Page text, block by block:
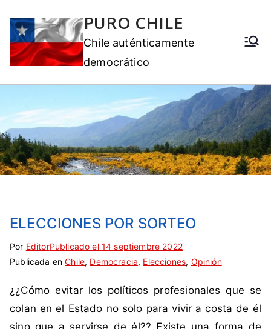
PURO CHILE
Chile auténticamente
democrático
ELECCIONES POR SORTEO
Por EditorPublicado el 14 septiembre 2022
Publicada enChile, Democracia, Elecciones, Opinión
E
t
q
u
e
S
i
c
o
m
¿¿Cómo evitar los políticos profesionales que se
colan en el Estado no solo para vivir a costa de él